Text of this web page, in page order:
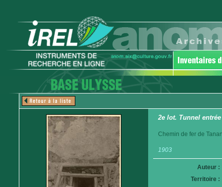
2e lot. Tunnel
Chemin de fer de
1903
Auteur :
Territoire :